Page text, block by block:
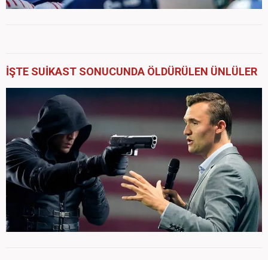
İŞTE SUİKAST SONUCUNDA ÖLDÜRÜLEN ÜNLÜLER